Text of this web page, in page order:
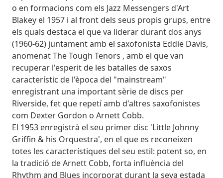
o en formacions com els Jazz Messengers d'Art
Blakey el 1957 i al front dels seus propis grups, entre
els quals destaca el que va liderar durant dos anys
(1960-62) juntament amb el saxofonista Eddie Davis,
anomenat The Tough Tenors , amb el que van
recuperar l'esperit de les batalles de saxos
característic de l'època del "mainstream"
enregistrant una important sèrie de discs per
Riverside, fet que repetí amb d'altres saxofonistes
com Dexter Gordon o Arnett Cobb.
El 1953 enregistrà el seu primer disc 'Little Johnny
Griffin & his Orquestra', en el que es reconeixen
totes les característiques del seu estil: potent so, en
la tradició de Arnett Cobb, forta influència del
Rhythm and Blues incorporat durant la seva estada